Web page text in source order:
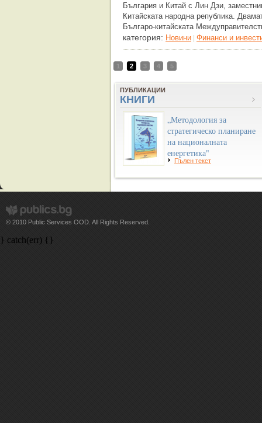
България и Китай с Лин Дзи,
Китайската народна република.
Българо-китайската
категория: Новини | Финанси и
1 2 3 4 5
ПУБЛИКАЦИИ
КНИГИ
„Методология за
стратегическо планиране
на националната
енергетика"
Пълен текст
© 2010 Public Services OOD. All Rights Reserved.
} catch(err) {}